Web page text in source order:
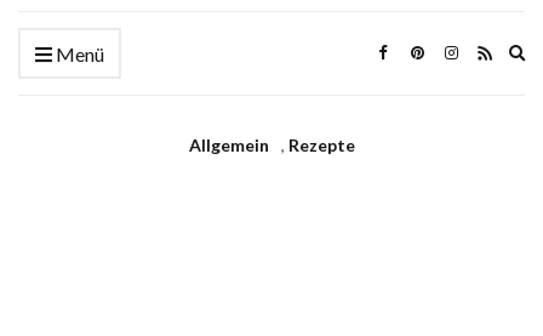
Menü
Allgemein , Rezepte